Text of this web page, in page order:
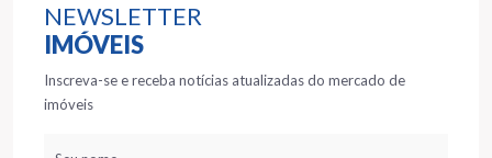
NEWSLETTER
IMÓVEIS
Inscreva-se e receba notícias atualizadas do mercado de
imóveis